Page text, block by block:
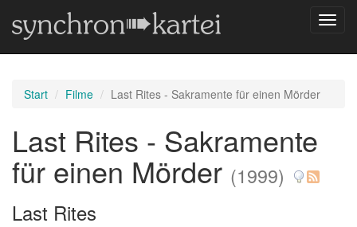
Start Filme Last Rites - Sakramente für einen Mörder
Last Rites - Sakramente
für einen Mörder (1999)
Last Rites